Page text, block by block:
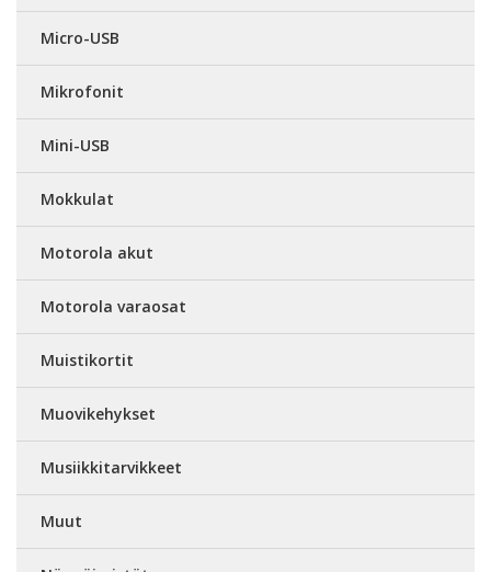
Micro-USB
Mikrofonit
Mini-USB
Mokkulat
Motorola akut
Motorola varaosat
Muistikortit
Muovikehykset
Musiikkitarvikkeet
Muut